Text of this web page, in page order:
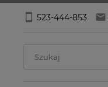
523-444-853